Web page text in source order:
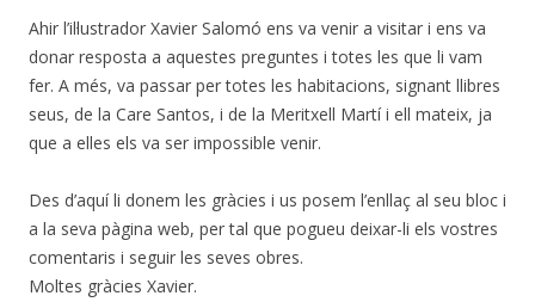
Ahir l’il·lustrador Xavier Salomó ens va venir a visitar i ens va
donar resposta a aquestes preguntes i totes les que li vam
fer. A més, va passar per totes les habitacions, signant llibres
seus, de la Care Santos, i de la Meritxell Martí i ell mateix, ja
que a elles els va ser impossible venir.
Des d’aquí li donem les gràcies i us posem l’enllaç al seu bloc i
a la seva pàgina web, per tal que pogueu deixar-li els vostres
comentaris i seguir les seves obres.
Moltes gràcies Xavier.